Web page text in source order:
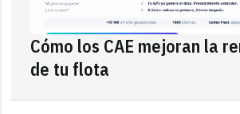
Cómo los CAE mejoran la
de tu flota